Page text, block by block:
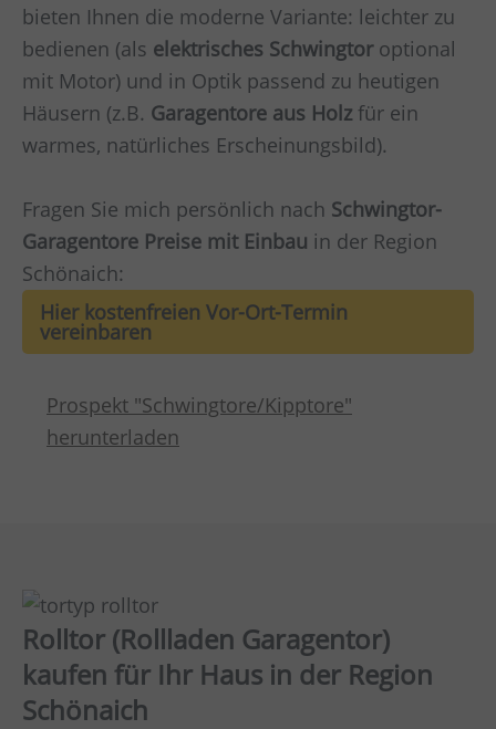
bieten Ihnen die moderne Variante: leichter zu
bedienen (als elektrisches Schwingtoroptional
mit Motor) und in Optik passend zu heutigen
Häusern (z.B. Garagentore aus Holz für ein
warmes, natürliches Erscheinungsbild).
Fragen Sie mich persönlich nach Schwingtor-
Garagentore Preise mit Einbau in der Region
Schönaich:
Hier kostenfreien Vor-Ort-Termin
vereinbaren
Prospekt "Schwingtore/Kipptore"
herunterladen
Rolltor (Rollladen Garagentor)
kaufen für Ihr Haus in der Region
Schönaich